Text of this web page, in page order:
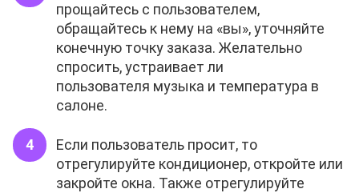
прощайтесь с пользователем,
обращайтесь к нему на «вы», уточняйте
конечную точку заказа. Желательно
спросить, устраивает ли
пользователя музыка и температура в
салоне.
Если пользователь просит, то
отрегулируйте кондиционер, откройте или
закройте окна. Также отрегулируйте